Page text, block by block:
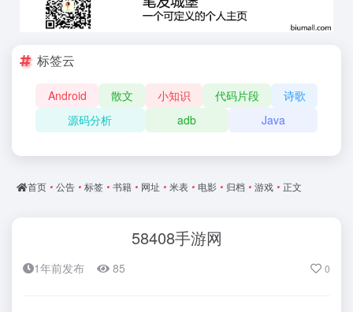
标签云
Android 散文 小知识 代码片段
诗歌
源码分析
adb Java
首页 • 公告 • 标签 • 书籍 • 网址 • 米表 • 电影 • 归档 • 游戏 • 正文
58408手游网
1年前发布 85 0